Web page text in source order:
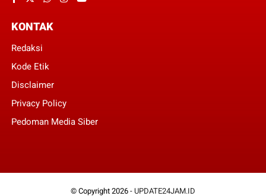
KONTAK
Redaksi
Kode Etik
Disclaimer
Privacy Policy
Pedoman Media Siber
© Copyright 2026 - UPDATE24JAM.ID